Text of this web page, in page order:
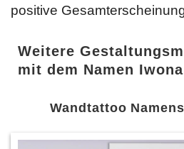
positive
Weitere
mit dem Namen Iwona
Wandtattoo